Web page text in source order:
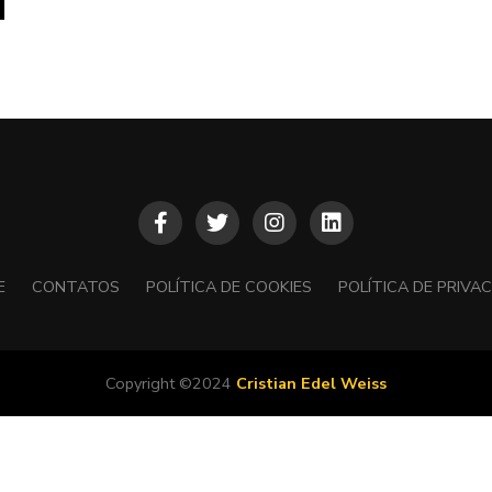
CONTATOS POLÍTICA DE COOKIES POLÍTICA DE
Copyright ©2024 Cristian Edel Weiss